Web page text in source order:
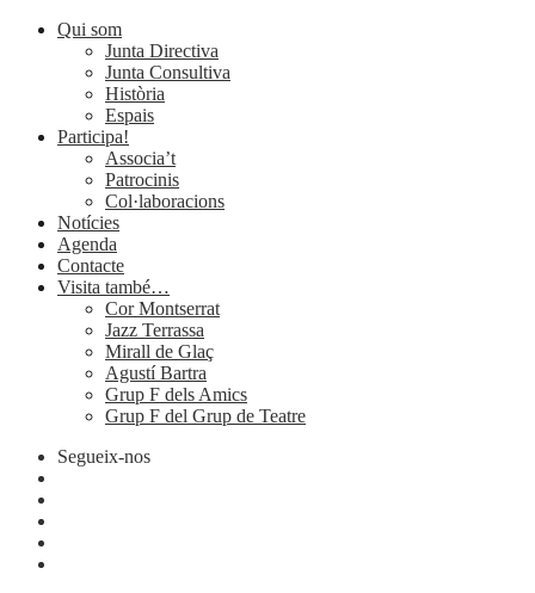
Qui som
Junta Directiva
Junta Consultiva
Història
Espais
Participa!
Associa’t
Patrocinis
Col·laboracions
Notícies
Agenda
Contacte
Visita també…
Cor Montserrat
Jazz Terrassa
Mirall de Glaç
Agustí Bartra
Grup F dels Amics
Grup F del Grup de Teatre
Segueix-nos